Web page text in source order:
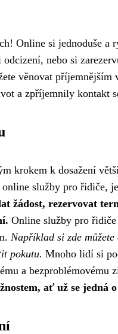
Online si jednoduše
nebo si
věnovat příjemnějším
a zpříjemnily kontakt
krokem k dosažení
služby pro řidiče,
žádost, rezervovat
Online služby pro
Například si zde
pokutu. Mnoho lidí si
a bezproblémovému
ať už se jedná